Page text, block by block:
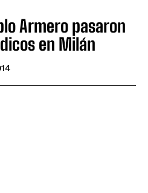
Armero pasaron
en Milán